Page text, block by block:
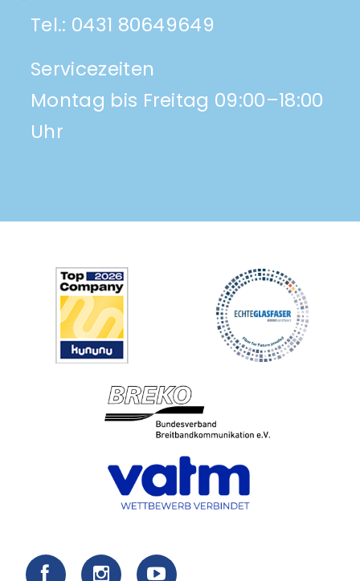
Tel.: 0431 80649649
Servicezeiten
Montag bis Freitag 09:00–18:00
Uhr
Fußzeilenmenü